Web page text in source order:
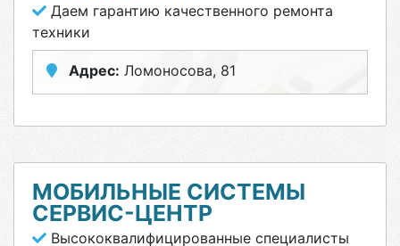
Даем гарантию качественного ремонта
техники
Адрес: Ломоносова, 81
МОБИЛЬНЫЕ СИСТЕМЫ
СЕРВИС-ЦЕНТР
Высококвалифицированные специалисты